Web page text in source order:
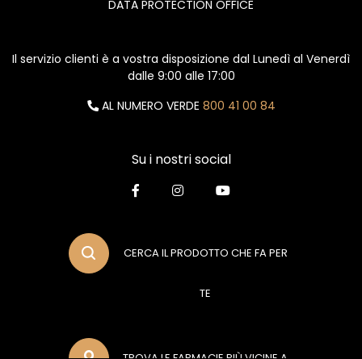
DATA PROTECTION OFFICE
Il servizio clienti è a vostra disposizione dal Lunedì al Venerdì
dalle 9:00 alle 17:00
AL NUMERO VERDE 800 41 00 84
Su i nostri social
CERCA IL PRODOTTO CHE FA PER
TE